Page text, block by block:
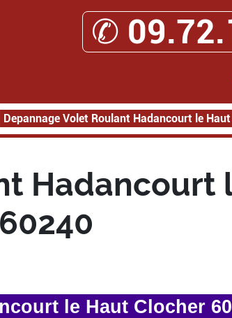
✆
Depannage Volet Roulant Hadancourt le
Hadancourt
le Haut Clocher